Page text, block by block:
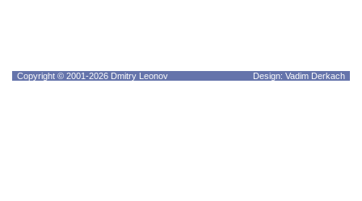
Copyright © 2001-2026 Dmitry Leonov Design: Vadim Derkach